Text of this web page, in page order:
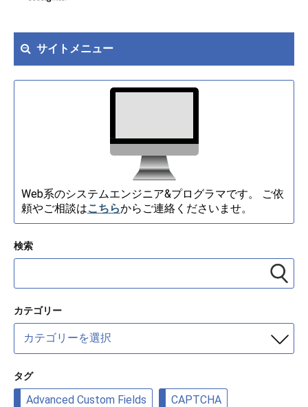
サイトメニュー
Web系のシステムエンジニア&プログラマです。 ご依
頼やご相談はこちらからご連絡くださいませ。
検索
カテゴリー
カ
ゴ
リ
ー
タグ
Advanced Custom Fields CAPTCHA